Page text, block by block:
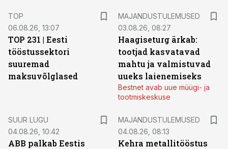
TOP
06.08.26, 13:07
TOP 231 | Eesti
tööstussektori
suuremad
maksuvõlglased
MAJANDUSTULEMUSED
03.08.26, 08:27
Haagiseturg ärkab:
tootjad kasvatavad
mahtu ja valmistuvad
uueks laienemiseks
Bestnet avab uue müügi- ja
tootmiskeskuse
SUUR LUGU
04.08.26, 10:42
ABB palkab Eestis
MAJANDUSTULEMUSED
04.08.26, 08:13
Kehra metallitööstus